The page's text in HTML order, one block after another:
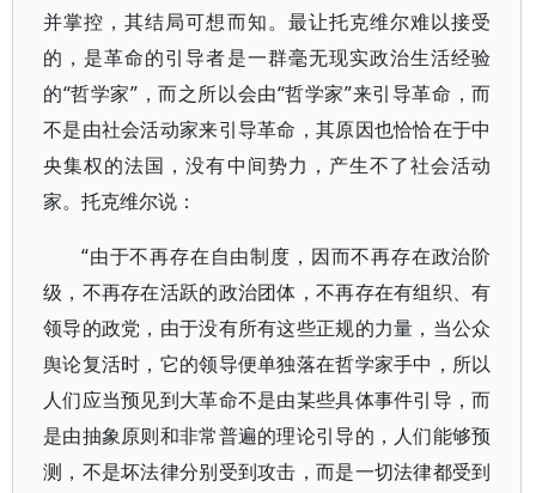
并掌控，其结局可想而知。最让托克维尔难以接受
的，是革命的引导者是一群毫无现实政治生活经验
的“哲学家”，而之所以会由“哲学家”来引导革命，而
不是由社会活动家来引导革命，其原因也恰恰在于中
央集权的法国，没有中间势力，产生不了社会活动
家。托克维尔说：
“由于不再存在自由制度，因而不再存在政治阶
级，不再存在活跃的政治团体，不再存在有组织、有
领导的政党，由于没有所有这些正规的力量，当公众
舆论复活时，它的领导便单独落在哲学家手中，所以
人们应当预见到大革命不是由某些具体事件引导，而
是由抽象原则和非常普遍的理论引导的，人们能够预
测，不是坏法律分别受到攻击，而是一切法律都受到